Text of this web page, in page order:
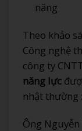
năng
Theo khảo
Công nghệ
công ty
năng lực
nhật thường
Ông